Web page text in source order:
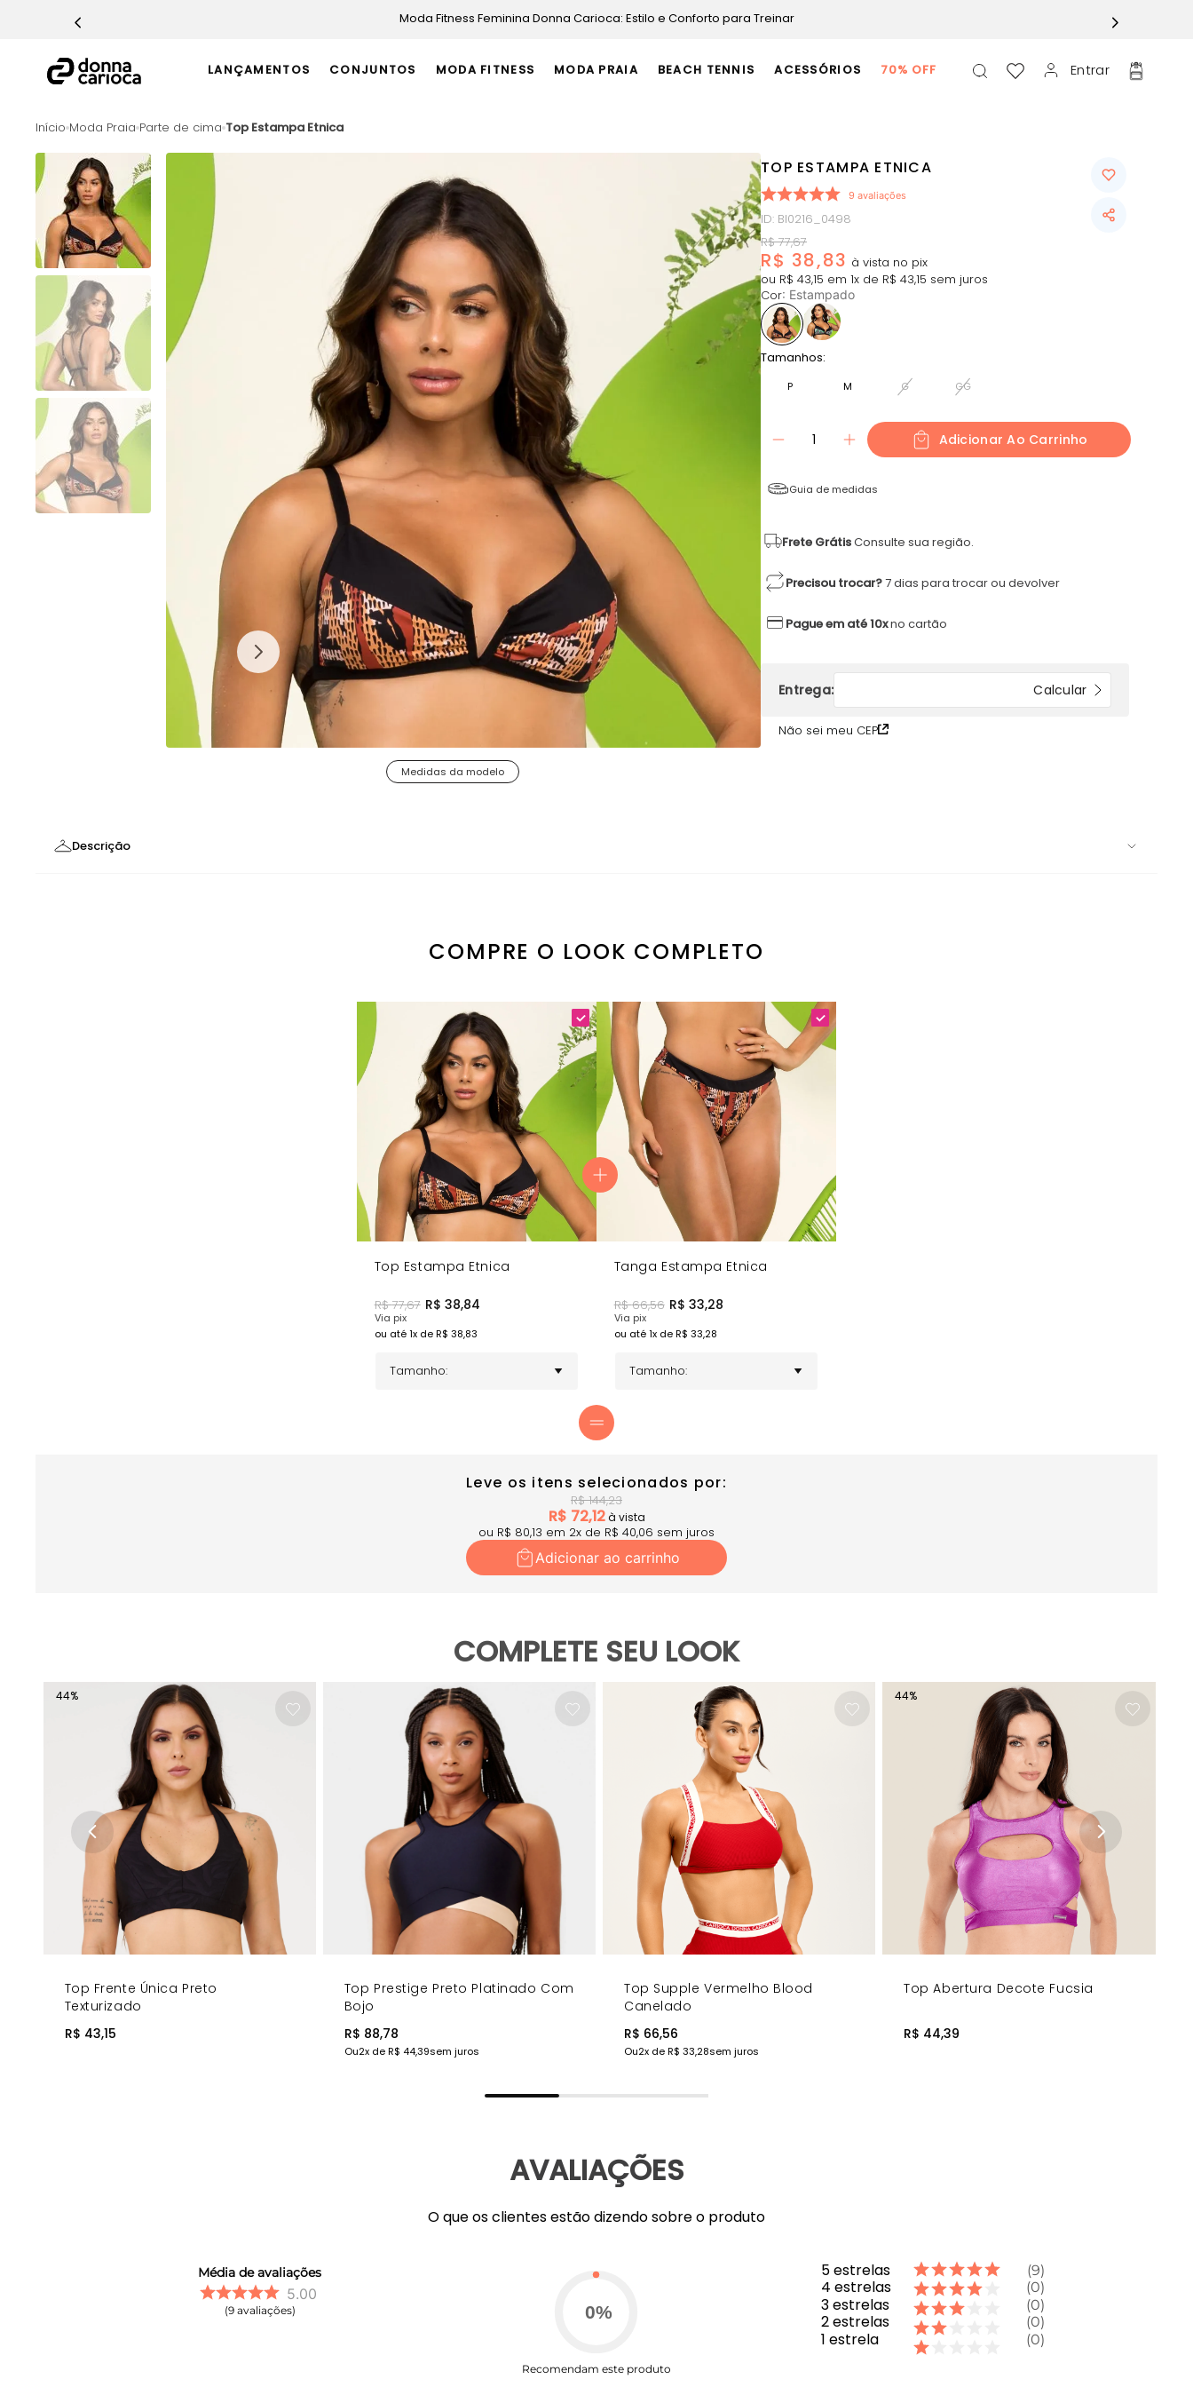
Moda Fitness Feminina Donna Carioca: Estilo e Conforto para Treinar
LANÇAMENTOS CONJUNTOS MODA FITNESS MODA PRAIA BEACH TENNIS ACESSÓRIOS 70% OFF Entrar
Moda Praia Parte de cima Top Estampa Etnica
TOP ESTAMPA ETNICA
9 avaliações
ID: BI0216_0498
R$ 77,67
R$ 38,83
ou R$ 43,15 em 1x de R$ 43,15 sem juros
Cor: Estampado
Tamanhos:
P M G GG
1 Adicionar Ao Carrinho
Guia de medidas
Frete GrátisConsulte sua região.
Precisou trocar?7 dias para trocar ou devolver
Pague em até 10xno cartão
Não sei meu CEP
Medidas da modelo
Descrição
COMPRE O LOOK COMPLETO
Top Estampa Etnica
R$77,67 R$ 38,84
Via pix
ou até1x de R$ 38,83
Tanga Estampa Etnica
R$66,56 R$ 33,28
Via pix
ou até1x de R$ 33,28
Leve os itens selecionados por:
R$144,23
R$ 72,12à vista
ou R$ 80,13 em 2x de R$ 40,06 sem juros
Adicionar ao carrinho
COMPLETE SEU LOOK
44%
Top Frente Única Preto
Texturizado
R$ 43,15
Top Prestige Preto Platinado Com
Bojo
R$ 88,78
Ou2x deR$ 44,39sem juros
Top Supple Vermelho Blood
Canelado
R$ 66,56
Ou2x deR$ 33,28sem juros
44%
Top Abertura Decote Fucsia
R$ 44,39
AVALIAÇÕES
O que os clientes estão dizendo sobre o produto
Média de avaliações
5.00
9 avaliações 0%
Recomendam este produto
5estrelas
4estrelas
3estrelas
2estrelas
1estrela
9
0
0
0
0
TERMOS MAIS BUSCADOS
Macacão
Casaco
Short
Epic Vermelho
Conjunto
Challenge Azul
Ultimate Rosa
Macaquinho